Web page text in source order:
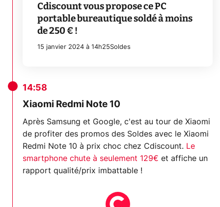
Cdiscount vous propose ce PC
portable bureautique soldé à moins
de 250 € !
15 janvier 2024 à 14h25Soldes
14:58
Xiaomi Redmi Note 10
Après Samsung et Google, c'est au tour de Xiaomi
de profiter des promos des Soldes avec le Xiaomi
Redmi Note 10 à prix choc chez Cdiscount. Le
smartphone chute à seulement 129€ et affiche un
rapport qualité/prix imbattable !